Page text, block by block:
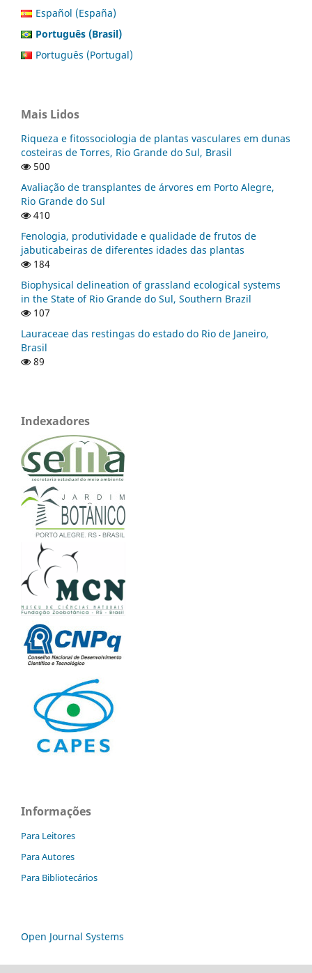
Español (España)
Português (Brasil)
Português (Portugal)
Mais Lidos
Riqueza e fitossociologia de plantas vasculares em dunas
costeiras de Torres, Rio Grande do Sul, Brasil
500
Avaliação de transplantes de árvores em Porto Alegre,
Rio Grande do Sul
410
Fenologia, produtividade e qualidade de frutos de
jabuticabeiras de diferentes idades das plantas
184
Biophysical delineation of grassland ecological systems
in the State of Rio Grande do Sul, Southern Brazil
107
Lauraceae das restingas do estado do Rio de Janeiro,
Brasil
89
Indexadores
Informações
Para Leitores
Para Autores
Para Bibliotecários
Open Journal Systems